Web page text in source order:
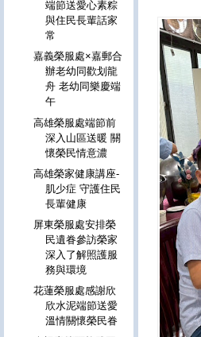
端節送愛心素粽
與住民長輩話家
常
嘉義榮服處×嘉郵合
辦老幼同歡划龍
舟 老幼同樂慶端
午
高雄榮服處端節前
深入山區送暖 關
懷榮民情意濃
高雄榮家健康講座-
肌少症 守護住民
長輩健康
屏東榮服處安排榮
民遺眷參訪榮家
深入了解照護服
務與環境
花蓮榮服處感謝欣
欣水泥端節送愛
溫情關懷榮民眷